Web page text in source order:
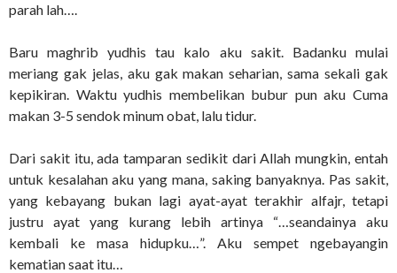
parah lah….
Baru maghrib yudhis tau kalo aku sakit. Badanku mulai
meriang gak jelas, aku gak makan seharian, sama sekali gak
kepikiran. Waktu yudhis membelikan bubur pun aku Cuma
makan 3-5 sendok minum obat, lalu tidur.
Dari sakit itu, ada tamparan sedikit dari Allah mungkin, entah
untuk kesalahan aku yang mana, saking banyaknya. Pas sakit,
yang kebayang bukan lagi ayat-ayat terakhir alfajr, tetapi
justru ayat yang kurang lebih artinya “…seandainya aku
kembali ke masa hidupku…”. Aku sempet ngebayangin
kematian saat itu…